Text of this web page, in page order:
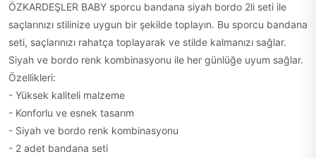
ÖZKARDEŞLER BABY sporcu bandana siyah bordo 2li seti ile
saçlarınızı stilinize uygun bir şekilde toplayın. Bu sporcu bandana
seti, saçlarınızı rahatça toplayarak ve stilde kalmanızı sağlar.
Siyah ve bordo renk kombinasyonu ile her günlüğe uyum sağlar.
Özellikleri:
- Yüksek kaliteli malzeme
- Konforlu ve esnek tasarım
- Siyah ve bordo renk kombinasyonu
- 2 adet bandana seti